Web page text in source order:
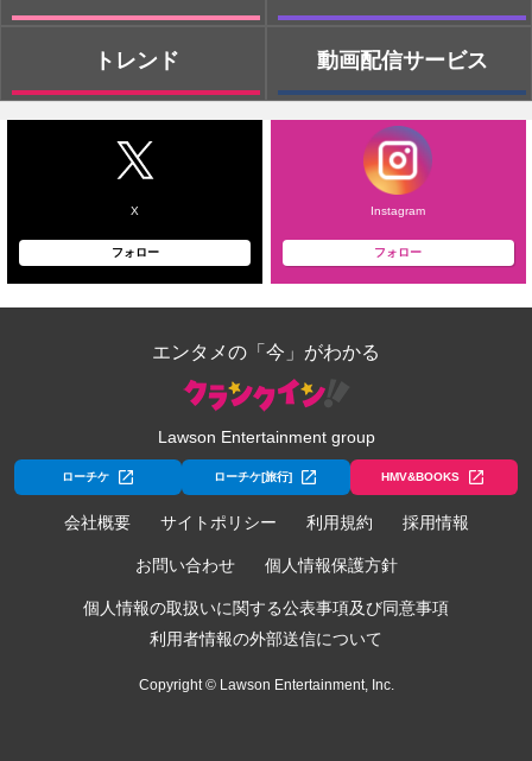
トレンド 動画配信サービス
X
フォロー
Instagram
フォロー
エンタメの「今」がわかる
Lawson Entertainment group
ローチケ ローチケ[旅行] HMV&BOOKS
会社概要 サイトポリシー 利用規約 採用情報
お問い合わせ 個人情報保護方針
個人情報の取扱いに関する公表事項及び同意事項
利用者情報の外部送信について
Copyright © Lawson Entertainment, Inc.